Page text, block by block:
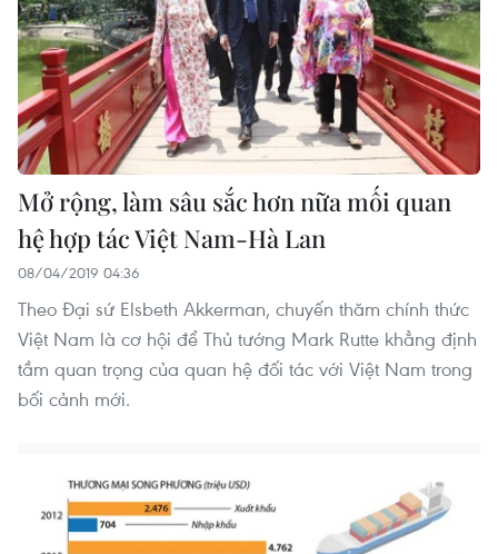
Mở rộng, làm sâu sắc hơn nữa mối quan
hệ hợp tác Việt Nam-Hà Lan
08/04/2019 04:36
Theo Đại sứ Elsbeth Akkerman, chuyến thăm chính thức
Việt Nam là cơ hội để Thủ tướng Mark Rutte khẳng định
tầm quan trọng của quan hệ đối tác với Việt Nam trong
bối cảnh mới.